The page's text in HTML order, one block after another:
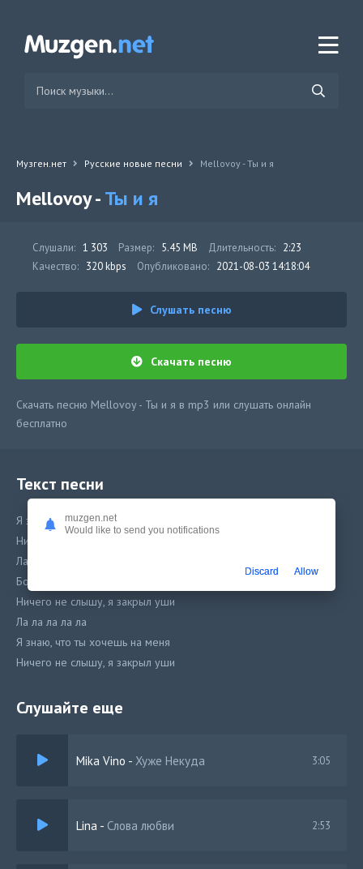
Музген.нет Русские новые песни Mellovoy - Ты и я
Mellovoy -Ты и я
Слушали: 1 303 Размер: 5.45 MB Длительность: 2:23
Качество: 320 kbps Опубликовано: 2021-08-03 14:18:04
Слушать песню
Скачать песню
Скачать песню Mellovoy - Ты и я в mp3 или слушать онлайн
бесплатно
Текст песни
Я знаю, что ты хочешь на меня
Ничего не слышу, я закрыл уши
Ла-ла-ла-ла-ла
Бокалы заливаю до полна
Ничего не слышу, я закрыл уши
Ла ла ла ла ла
Я знаю, что ты хочешь на меня
Ничего не слышу, я закрыл уши
Я буду с тобой с тобой с тобой
Слушайте еще
Mika Vino - Хуже Некуда 3:05
Lina - Слова любви 2:53
muzgen.net
Would like to send you notifications
Discard Allow